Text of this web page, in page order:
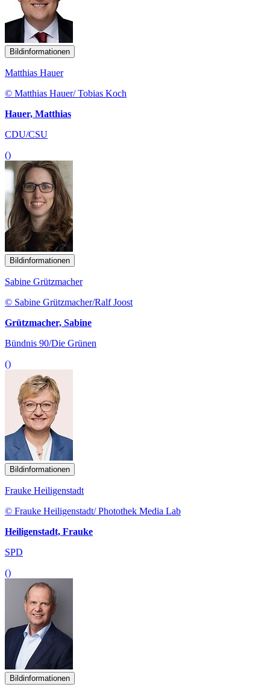
Bildinformationen
Matthias Hauer
© Matthias Hauer/ Tobias Koch
Hauer, Matthias
CDU/CSU
()
Bildinformationen
Sabine Grützmacher
© Sabine Grützmacher/Ralf Joost
Grützmacher, Sabine
Bündnis 90/Die Grünen
()
Bildinformationen
Frauke Heiligenstadt
© Frauke Heiligenstadt/ Photothek Media Lab
Heiligenstadt, Frauke
SPD
()
Bildinformationen